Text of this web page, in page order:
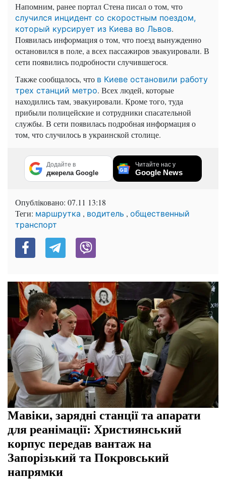
Напомним, ранее портал Стена писал о том, что
случился инцидент со скоростным поездом,
который курсирует из Киева во Львов.
Появилась информация о том, что поезд вынужденно
остановился в поле, а всех пассажиров эвакуировали. В
сети появились подробности случившегося.
Также сообщалось, что в Киеве остановили работу
трех станций метро. Всех людей, которые
находились там, эвакуировали. Кроме того, туда
прибыли полицейские и сотрудники спасательной
службы. В сети появилась подробная информация о
том, что случилось в украинской столице.
Додайте в
джерела Google
Читайте нас у
Google News
Опубліковано: 07.11 13:18
Теги: маршрутка , водитель , общественный
транспорт
Мавіки, зарядні станції та апарати
для реанімації: Християнський
корпус передав вантаж на
Запорізький та Покровський
напрямки